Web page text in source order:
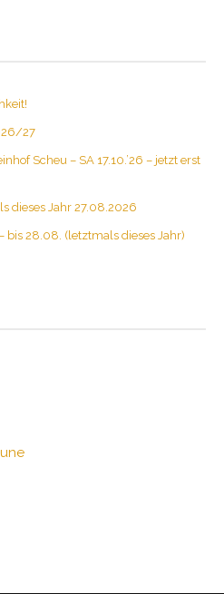
27
Scheu – SA 17.10.’26 – jetzt erst
dieses Jahr 27.08.2026
bis 28.08. (letztmals dieses Jahr)